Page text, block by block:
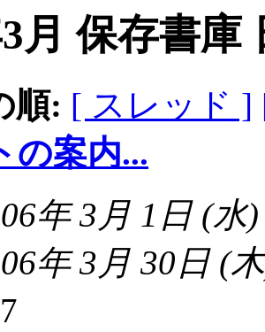
月 保存書庫
順: [ スレッド ]
の案内...
年 3月 1日 (水
年 3月 30日 (
7